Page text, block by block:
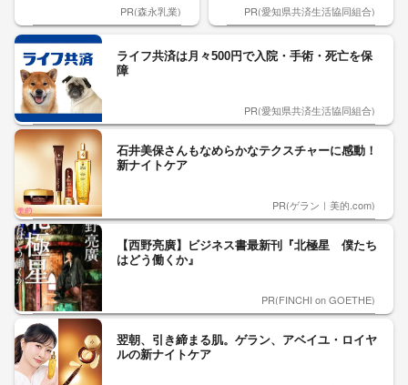
PR(森永乳業) PR(愛知県共済生活協同組合)
ライフ共済は月々500円で入院・手術・死亡を保
障
PR(愛知県共済生活協同組合)
石井美保さんもなめらかなテクスチャーに感動！
新ナイトケア
PR(ゲラン｜美的.com)
【西野亮廣】ビジネス書最新刊『北極星 僕たち
はどう働くか』
PR(FINCHI on GOETHE)
翌朝、引き締まる肌。ゲラン、アベイユ・ロイヤ
ルの新ナイトケア